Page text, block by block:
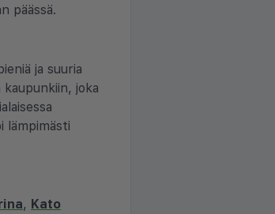
päässä.
ja suuria
joka
lämpimästi
, Kato